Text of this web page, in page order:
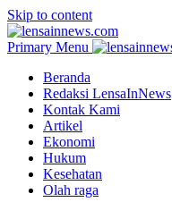
Skip to content
Primary Menu
Beranda
Redaksi LensaInNews
Kontak Kami
Artikel
Ekonomi
Hukum
Kesehatan
Olah raga